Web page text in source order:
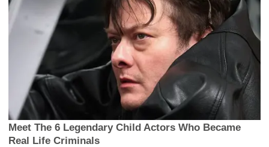
Meet The 6 Legendary Child Actors Who Became
Real Life Criminals